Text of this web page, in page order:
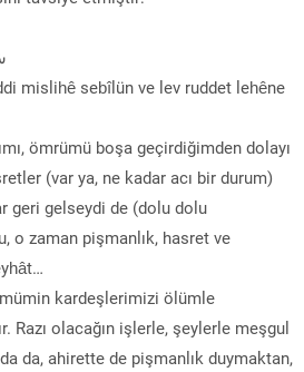
mislihê sebîlün ve lev ruddet lehêne
ömrümü boşa geçirdiğimden dolayı
(var ya, ne kadar acı bir durum)
geri gelseydi de (dolu dolu
o zaman pişmanlık, hasret ve
kardeşlerimizi ölümle
Razı olacağın işlerle, şeylerle meşgul
da, ahirette de pişmanlık duymaktan,